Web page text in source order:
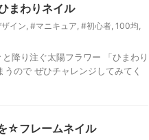
まわりネイル
イン, #マニキュア, #初心者, 100均,
降り注ぐ太陽フラワー 「ひまわり
ので ぜひチャレンジしてみてく
☆フレームネイル